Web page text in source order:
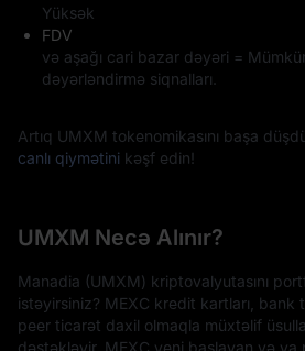
Yüksək
FDV
və aşağı cari bazar dəyəri =
dəyərləndirmə siqnalları.
Artıq UMXM tokenomikasını başa
canlı qiymətini kəşf edin!
UMXM Necə Alınır?
Manadia (UMXM) kriptovalyutasını
istəyirsiniz? MEXC kredit kartları,
peer ticarət daxil olmaqla müxtəlif